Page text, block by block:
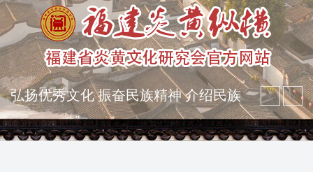
弘扬优秀文化 振奋民族精神 介绍民族
瑰宝 宣传中华精英
突出海西特色 报道台港澳侨 坚持古为